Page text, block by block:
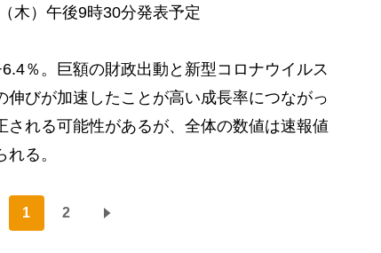
木）午後9時30分発表予定
％。巨額の財政出動と新型コロナウイルス
びが加速したことが高い成長率につながっ
れる可能性があるが、全体の数値は速報値
る。
1 2